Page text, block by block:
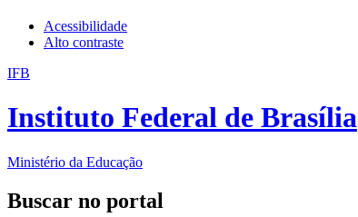
Acessibilidade
Alto contraste
IFB
Instituto Federal de Brasília
Ministério da Educação
Buscar no portal